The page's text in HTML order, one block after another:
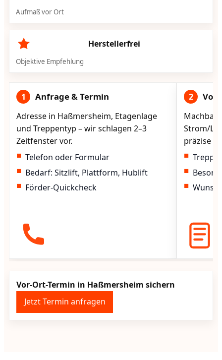
Aufmaß vor Ort
Herstellerfrei
Objektive Empfehlung
1 Anfrage & Termin
Adresse in Haßmersheim, Etagenlage
und Treppentyp – wir schlagen 2–3
Zeitfenster vor.
Telefon oder Formular
Bedarf: Sitzlift, Plattform, Hublift
Förder-Quickcheck
2
Strom/
präzise
Vor-Ort-Termin in Haßmersheim sichern
Jetzt Termin anfragen